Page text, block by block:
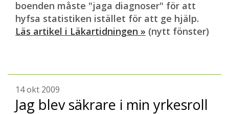
boenden måste "jaga diagnoser" för att
hyfsa statistiken istället för att ge hjälp.
Läs artikel i Läkartidningen » (nytt fönster)
14 okt 2009
Jag blev säkrare i min yrkesroll